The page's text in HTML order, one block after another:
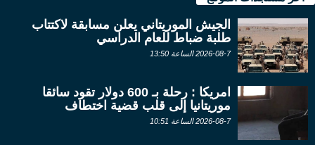
الجيش الموريتاني يعلن مسابقة لاكتتاب
طلبة ضباط للعام الدراسي
2026-08-7 الساعة 13:50
امريكا : رحلة بـ 600 دولار تقود سائقا
موريتانيا إلى قلب قضية اختطاف
2026-08-7 الساعة 10:51